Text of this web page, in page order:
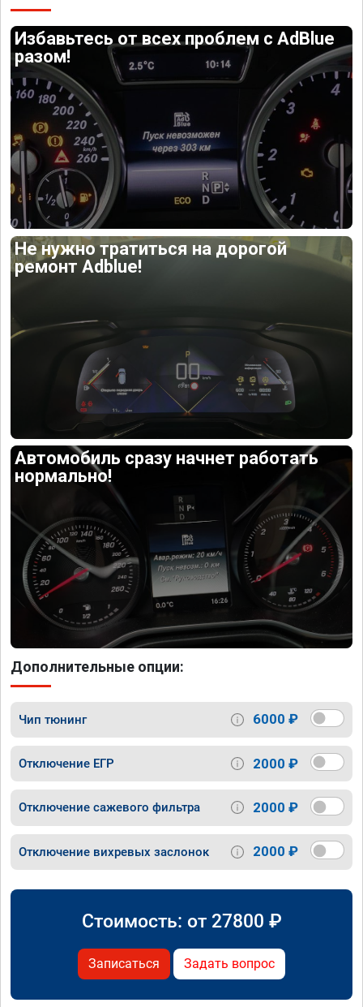
Избавьтесь от всех проблем с AdBlue
разом!
Не нужно тратиться на дорогой
ремонт Adblue!
Автомобиль сразу начнет работать
нормально!
Дополнительные опции:
Чип тюнинг 6000 ₽
Отключение ЕГР 2000 ₽
Отключение сажевого фильтра 2000 ₽
Отключение вихревых заслонок 2000 ₽
Стоимость: от 27800 ₽
Записаться Задать вопрос